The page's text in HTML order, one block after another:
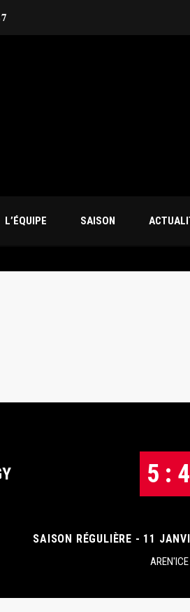
L’ÉQUIPE SAISON
5 : 4
SAISON RÉGULIÈRE - 11
AREN'ICE